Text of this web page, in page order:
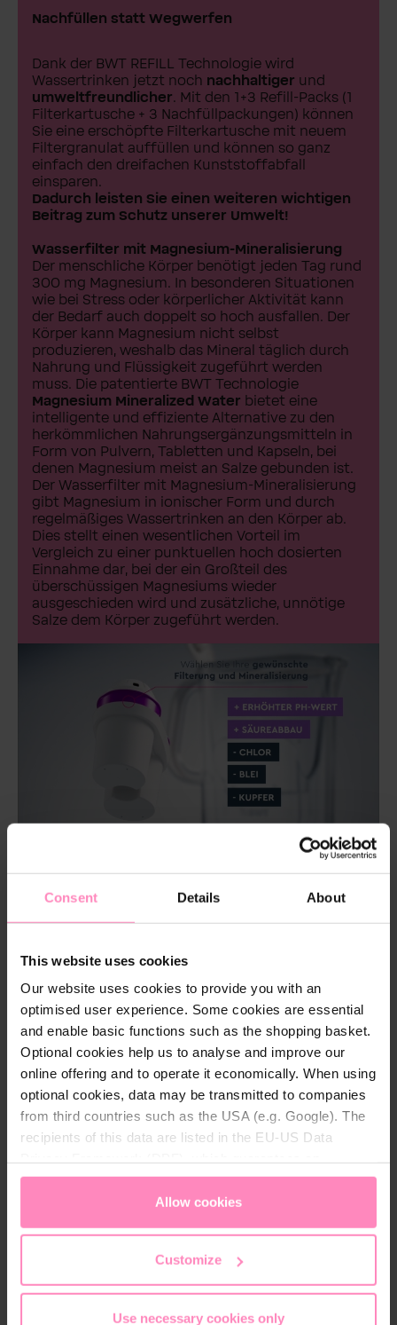
Consent Details About
This website uses cookies
Our website uses cookies to provide you with an
optimised user experience. Some cookies are essential
and enable basic functions such as the shopping basket.
Optional cookies help us to analyse and improve our
online offering and to operate it economically. When using
optional cookies, data may be transmitted to companies
from third countries such as the USA (e.g. Google). The
recipients of this data are listed in the EU-US Data
appropriate level of data protection. You canaccept all
only allow necessary cookies
access and change your chosen setting at any time in
Allow cookies
Customize
Use necessary cookies only
Nachfüllen statt Wegwerfen
Dank der BWT REFILL Technologie wird
Wassertrinken jetzt noch nachhaltiger und
umweltfreundlicher. Mit den 1+3 Refill-Packs (1
Filterkartusche + 3 Nachfüllpackungen) können
Sie eine erschöpfte Filterkartusche mit neuem
Filtergranulat auffüllen und können so ganz
einfach den dreifachen Kunststoffabfall
einsparen.
Dadurch leisten Sie einen weiteren wichtigen
Beitrag zum Schutz unserer Umwelt!
Wasserfilter mit Magnesium-Mineralisierung
Der menschliche Körper benötigt jeden Tag rund
300 mg Magnesium. In besonderen Situationen
wie bei Stress oder körperlicher Aktivität kann
der Bedarf auch doppelt so hoch ausfallen. Der
Körper kann Magnesium nicht selbst
produzieren, weshalb das Mineral täglich durch
Nahrung und Flüssigkeit zugeführt werden
muss. Die patentierte BWT Technologie
Magnesium Mineralized Water bietet eine
intelligente und effiziente Alternative zu den
herkömmlichen Nahrungsergänzungsmitteln in
Form von Pulvern, Tabletten und Kapseln, bei
denen Magnesium meist an Salze gebunden ist.
Der Wasserfilter mit Magnesium-Mineralisierung
gibt Magnesium in ionischer Form und durch
regelmäßiges Wassertrinken an den Körper ab.
Dies stellt einen wesentlichen Vorteil im
Vergleich zu einer punktuellen hoch dosierten
Einnahme dar, bei der ein Großteil des
überschüssigen Magnesiums wieder
ausgeschieden wird und zusätzliche, unnötige
Salze dem Körper zugeführt werden.
Welche Schadstoffe kann man
aus dem Wasser filtern?
Kalk*:In Gebieten mit hartem Wasser ist Kalk
ein Problem, weil sein Vorkommen
Haushaltsgeräte schädigt.
Chlor:In der Anwendung als
im Trinkwasser beeinträchtigt es den
Schwermetalle können über alte Leitungen in Ihr
Trinkwasser gelangen und stellen ein
Gesundheitsrisiko dar.